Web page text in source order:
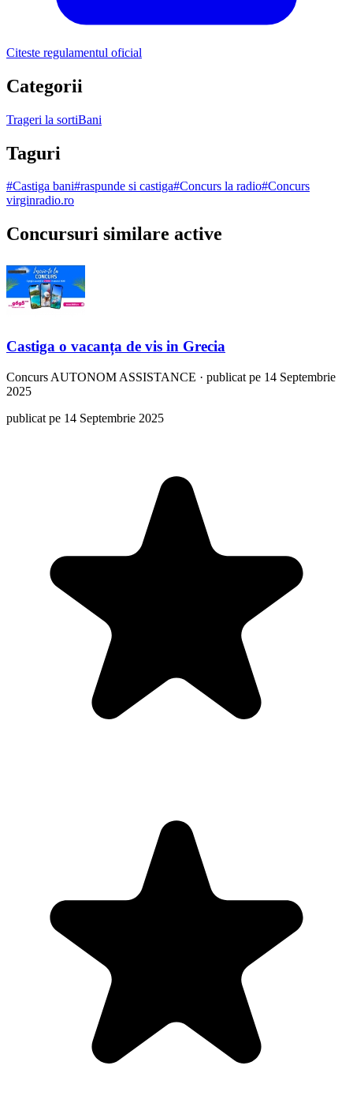
Citeste regulamentul oficial
Categorii
Trageri la sortiBani
Taguri
#Castiga bani#raspunde si castiga#Concurs la radio#Concurs
virginradio.ro
Concursuri similare active
Castiga o vacanța de vis in Grecia
Concurs AUTONOM ASSISTANCE · publicat pe 14 Septembrie
2025
publicat pe 14 Septembrie 2025